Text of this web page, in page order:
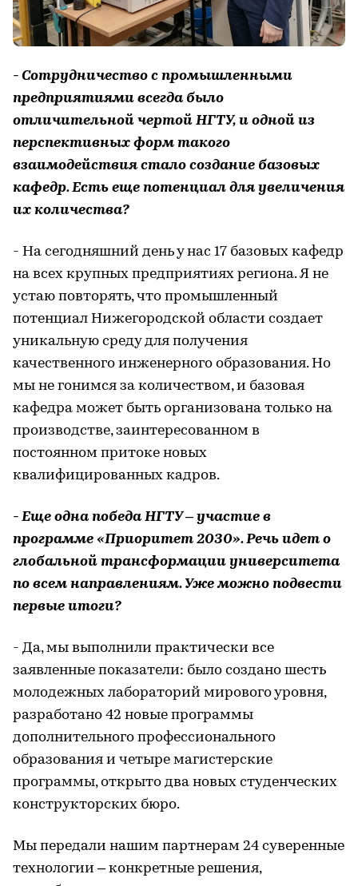
- Сотрудничество с промышленными
предприятиями всегда было
отличительной чертой НГТУ, и одной из
перспективных форм такого
взаимодействия стало создание базовых
кафедр. Есть еще потенциал для увеличения
их количества?
- На сегодняшний день у нас 17 базовых кафедр
на всех крупных предприятиях региона. Я не
устаю повторять, что промышленный
потенциал Нижегородской области создает
уникальную среду для получения
качественного инженерного образования. Но
мы не гонимся за количеством, и базовая
кафедра может быть организована только на
производстве, заинтересованном в
постоянном притоке новых
квалифицированных кадров.
- Еще одна победа НГТУ – участие в
программе «Приоритет 2030». Речь идет о
глобальной трансформации университета
по всем направлениям. Уже можно подвести
первые итоги?
- Да, мы выполнили практически все
заявленные показатели: было создано шесть
молодежных лабораторий мирового уровня,
разработано 42 новые программы
дополнительного профессионального
образования и четыре магистерские
программы, открыто два новых студенческих
конструкторских бюро.
Мы передали нашим партнерам 24 суверенные
технологии – конкретные решения,